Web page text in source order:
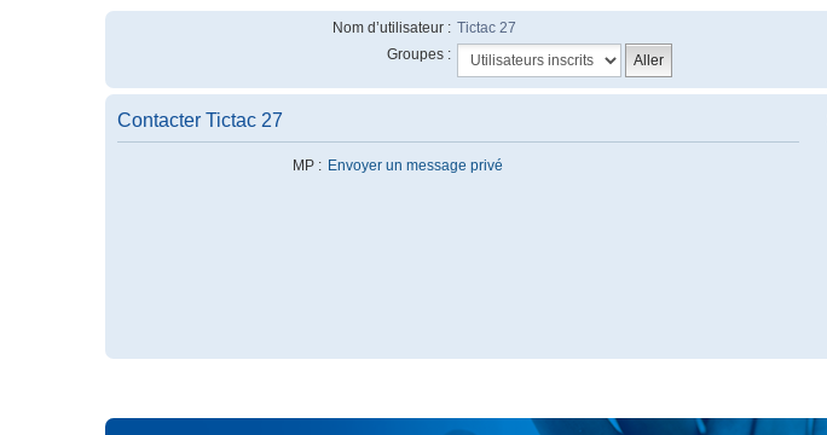
Nom d’utilisateur : Tictac 27
Groupes :
Contacter Tictac 27
MP : Envoyer un message privé